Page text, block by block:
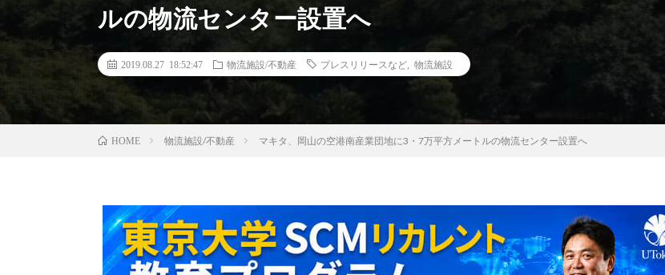
ルの物流センター設置へ
2019.08.27 18:52:47 物流施設/不動産 プレスリリースなど 物流施設
HOME 物流施設/不動産 マキタ、岡山の空港南産業団地に3・7万平方メートルの物流センター設置へ